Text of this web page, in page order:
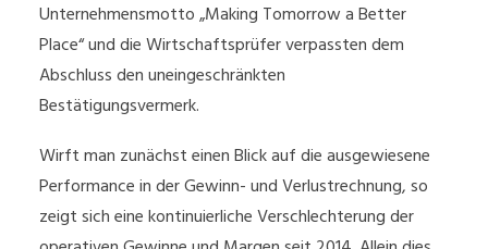
Unternehmensmotto „Making Tomorrow a Better
Place“ und die Wirtschaftsprüfer verpassten dem
Abschluss den uneingeschränkten
Bestätigungsvermerk.
Wirft man zunächst einen Blick auf die ausgewiesene
Performance in der Gewinn- und Verlustrechnung, so
zeigt sich eine kontinuierliche Verschlechterung der